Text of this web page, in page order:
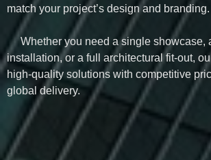
match your project’s design and branding.
Whether you need a single showcase,
installation, or a full architectural fit-out,
high-quality solutions with competitive
global delivery.